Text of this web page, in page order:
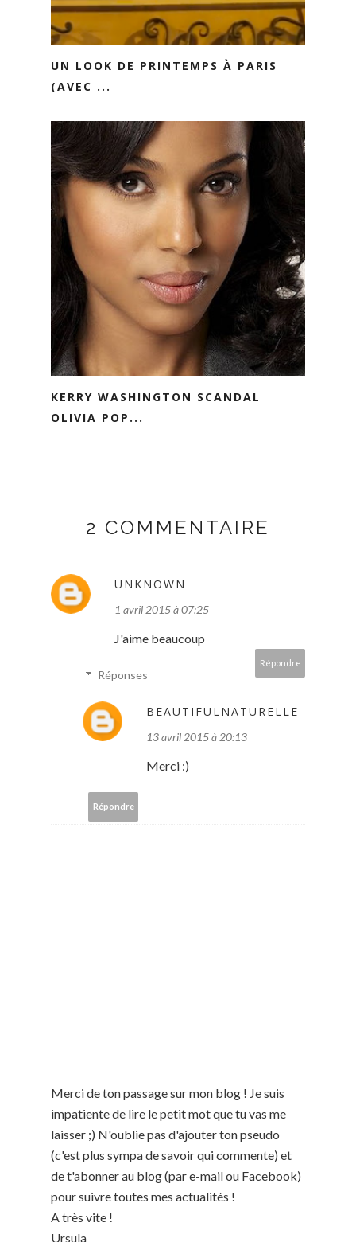
UN LOOK DE PRINTEMPS À PARIS
(AVEC ...
KERRY WASHINGTON SCANDAL
OLIVIA POP...
2 COMMENTAIRE
UNKNOWN
1 avril 2015 à 07:25
J'aime beaucoup
Répondre
Réponses
BEAUTIFULNATURELLE
13 avril 2015 à 20:13
Merci :)
Répondre
Merci de ton passage sur mon blog ! Je suis
impatiente de lire le petit mot que tu vas me
laisser ;) N'oublie pas d'ajouter ton pseudo
(c'est plus sympa de savoir qui commente) et
de t'abonner au blog (par e-mail ou Facebook)
pour suivre toutes mes actualités !
A très vite !
Ursula